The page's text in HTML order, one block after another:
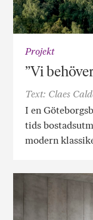
Projekt
”Vi
Text: Claes
I en
tids
modern